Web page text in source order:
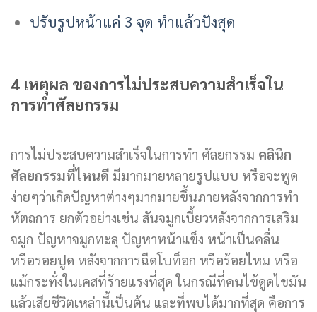
ปรับรูปหน้าแค่ 3 จุด ทำแล้วปังสุด
4 เหตุผล ของการไม่ประสบความสำเร็จใน
การทำศัลยกรรม
การไม่ประสบความสำเร็จในการทำ ศัลยกรรม คลินิก
ศัลยกรรมที่ไหนดี มีมากมายหลายรูปแบบ หรือจะพูด
ง่ายๆว่าเกิดปัญหาต่างๆมากมายขึ้นภายหลังจากการทำ
หัตถการ ยกตัวอย่างเช่น สันจมูกเบี้ยวหลังจากการเสริม
จมูก ปัญหาจมูกทะลุ ปัญหาหน้าแข็ง หน้าเป็นคลื่น
หรือรอยปูด หลังจากการฉีดโบท็อก หรือร้อยไหม หรือ
แม้กระทั่งในเคสที่ร้ายแรงที่สุด ในกรณีที่คนไข้ดูดไขมัน
แล้วเสียชีวิตเหล่านี้เป็นต้น และที่พบได้มากที่สุด คือการ